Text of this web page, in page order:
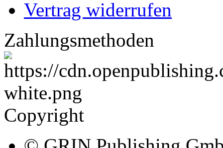
© GRIN Publishing
Alle Inhalte
verbreiten untersagt.
info@grin.com
AGB
Open Publishing